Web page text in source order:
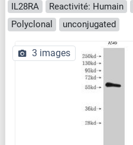
IL28RA Reactivité: Humain
Polyclonal
unconjugated
3 images